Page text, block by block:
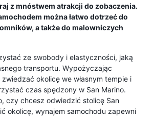
z mnóstwem atrakcji do zobaczenia.
można łatwo dotrzeć do
a także do malowniczych
ze swobody i elastyczności, jaką
transportu. Wypożyczając
okolicę we własnym tempie i
czas spędzony w San Marino.
czy chcesz odwiedzić stolicę San
okolicę, wynajem samochodu zapewni